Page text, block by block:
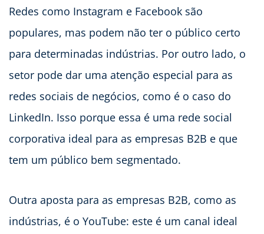
Redes como Instagram e Facebook são
populares, mas podem não ter o público certo
para determinadas indústrias. Por outro lado, o
setor pode dar uma atenção especial para as
redes sociais de negócios, como é o caso do
LinkedIn. Isso porque essa é uma rede social
corporativa ideal para as empresas B2B e que
tem um público bem segmentado.
Outra aposta para as empresas B2B, como as
indústrias, é o YouTube: este é um canal ideal